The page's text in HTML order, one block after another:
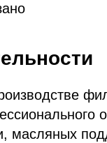
масляных